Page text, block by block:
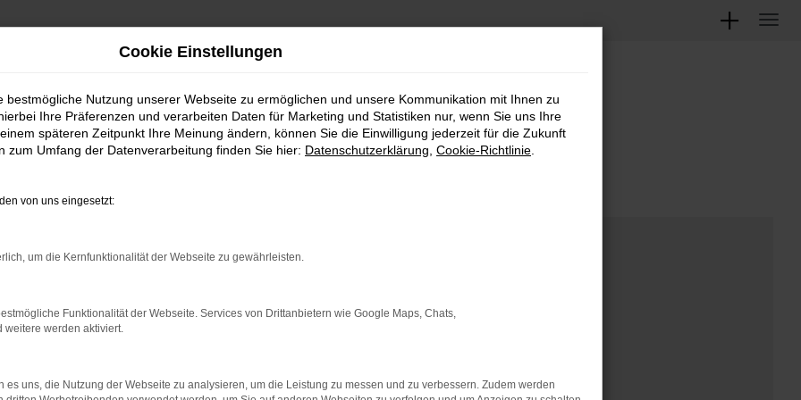
Cookie Einstellungen
bestmögliche Nutzung unserer Webseite zu ermöglichen und unsere Kommunikation mit Ihnen zu
Ihre Präferenzen und verarbeiten Daten für Marketing und Statistiken nur, wenn Sie uns Ihre
späteren Zeitpunkt Ihre Meinung ändern, können Sie die Einwilligung jederzeit für die Zukunft
zum Umfang der Datenverarbeitung finden Sie hier: Datenschutzerklärung Cookie-Richtlinie
von uns eingesetzt:
um die Kernfunktionalität der Webseite zu gewährleisten.
Funktionalität der Webseite. Services von Drittanbietern wie Google Maps, Chats,
weitere werden aktiviert.
es uns, die Nutzung der Webseite zu analysieren, um die Leistung zu messen und zu verbessern. Zudem werden